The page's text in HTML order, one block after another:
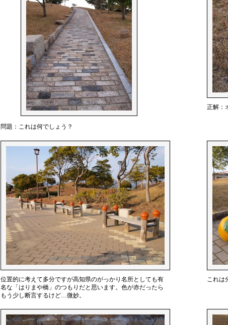
問題：これは何でしょう？
正解：
位置的に考えて多分ですが高知県のがっかり名所としても有
名な「はりまや橋」のつもりだと思います。色が赤だったら
もう少し断言するけど…微妙。
これは